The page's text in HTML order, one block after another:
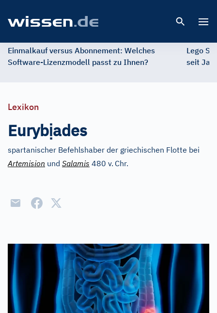
Einmalkauf versus Abonnement: Welches
Software-Lizenzmodell passt zu Ihnen?
Lego
seit
Lexikon
Eurybịades
spartanischer Befehlshaber der griechischen Flotte bei
Artemision und Salamis 480 v. Chr.